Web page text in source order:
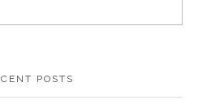
POSTS